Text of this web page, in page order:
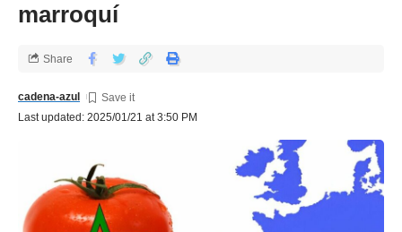
marroquí
Last updated: 2025/01/21 at 3:50 PM
cadena-azul
Share